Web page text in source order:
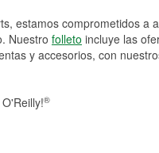
estamos comprometidos
Nuestro folleto incluye las
y accesorios, con
®